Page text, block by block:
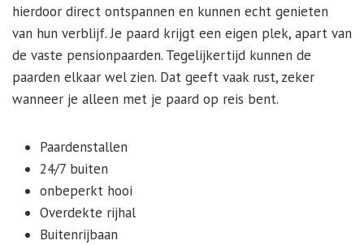
hierdoor direct ontspannen en kunnen echt genieten
van hun verblijf. Je paard krijgt een eigen plek, apart van
de vaste pensionpaarden. Tegelijkertijd kunnen de
paarden elkaar wel zien. Dat geeft vaak rust, zeker
wanneer je alleen met je paard op reis bent.
Paardenstallen
24/7 buiten
onbeperkt hooi
Overdekte rijhal
Buitenrijbaan